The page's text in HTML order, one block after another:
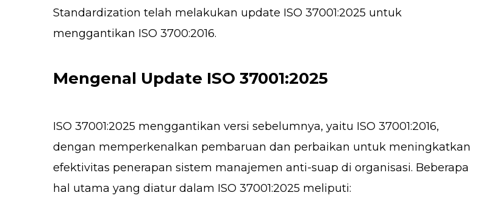
Standardization telah melakukan update ISO 37001:2025 untuk
menggantikan ISO 3700:2016.
Mengenal Update ISO 37001:2025
ISO 37001:2025 menggantikan versi sebelumnya, yaitu ISO 37001:2016,
dengan memperkenalkan pembaruan dan perbaikan untuk meningkatkan
efektivitas penerapan sistem manajemen anti-suap di organisasi. Beberapa
hal utama yang diatur dalam ISO 37001:2025 meliputi: